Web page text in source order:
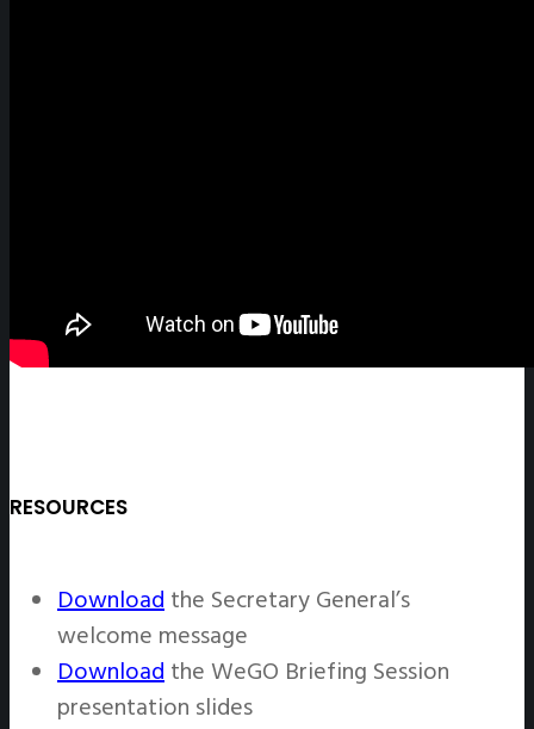
RESOURCES
Downloadthe Secretary General’s
welcome message
Downloadthe WeGO Briefing Session
presentation slides